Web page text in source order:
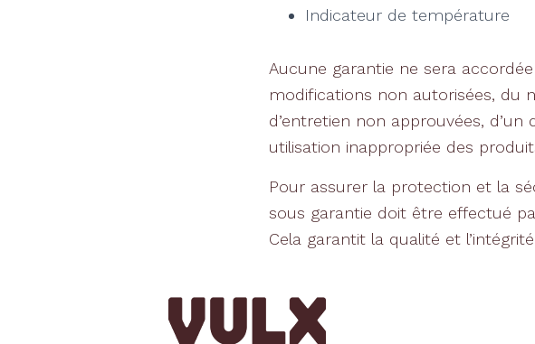
Indicateur de température
Aucune garantie ne sera
modifications non autorisées, du
d’entretien non approuvées, d’un
utilisation inappropriée des
Pour assurer la protection et la
sous garantie doit être effectué
Cela garantit la qualité et